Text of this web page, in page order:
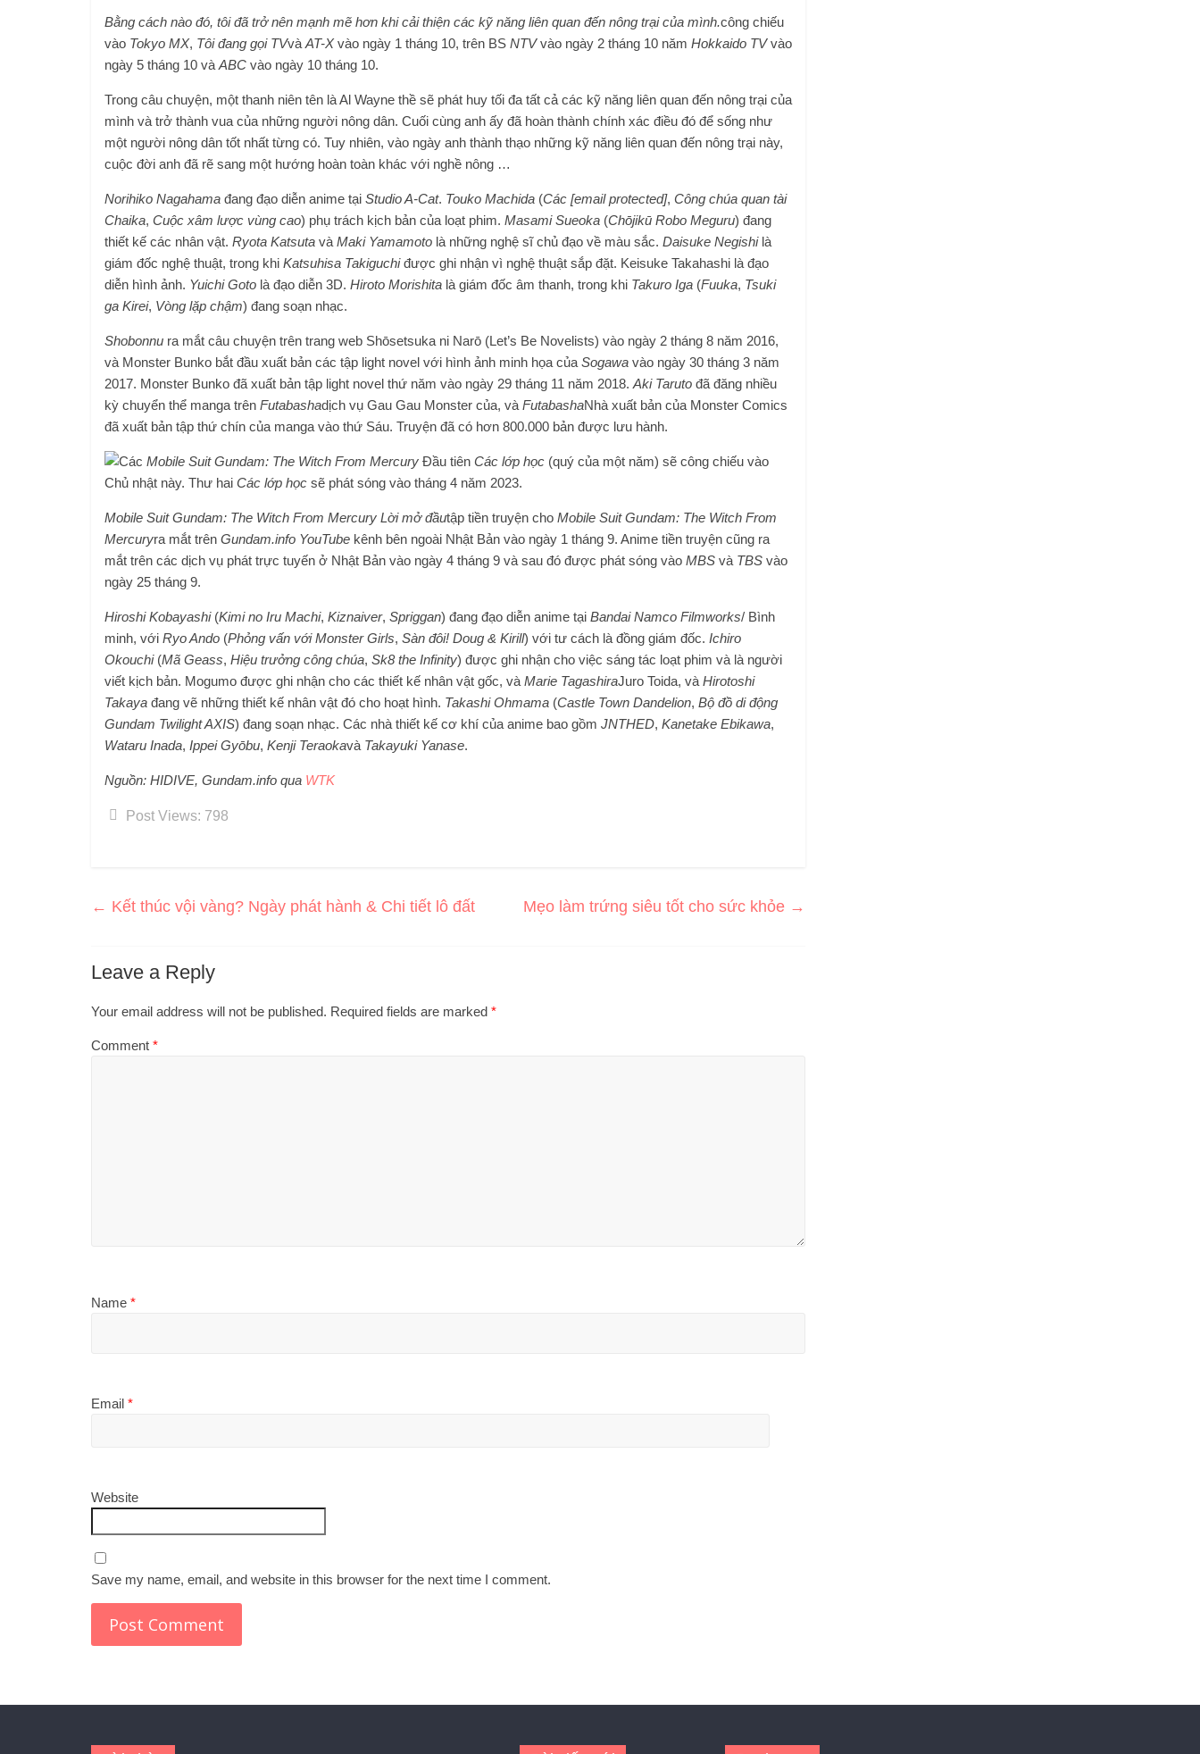
Bằng cách nào đó, tôi đã trở nên mạnh mẽ hơn khi cải thiện các kỹ năng liên quan đến nông trại của mình.công chiếu
vào Tokyo MX, Tôi đang gọi TVvà AT-Xvào ngày 1 tháng 10, trên BS NTVvào ngày 2 tháng 10 năm Hokkaido TVvào
ngày 5 tháng 10 và ABC vào ngày 10 tháng 10.
Trong câu chuyện, một thanh niên tên là Al Wayne thề sẽ phát huy tối đa tất cả các kỹ năng liên quan đến nông trại của
mình và trở thành vua của những người nông dân. Cuối cùng anh ấy đã hoàn thành chính xác điều đó để sống như
một người nông dân tốt nhất từng có. Tuy nhiên, vào ngày anh thành thạo những kỹ năng liên quan đến nông trại này,
cuộc đời anh đã rẽ sang một hướng hoàn toàn khác với nghề nông …
Norihiko Nagahama đang đạo diễn anime tại Studio A-Cat. Touko Machida (Các [email protected], Công chúa quan tài
Chaika, Cuộc xâm lược vùng cao) phụ trách kịch bản của loạt phim. Masami Sueoka (Chōjikū Robo Meguru) đang
thiết kế các nhân vật. Ryota Katsuta và Maki Yamamoto là những nghệ sĩ chủ đạo về màu sắc. Daisuke Negishilà
giám đốc nghệ thuật, trong khi Katsuhisa Takiguchiđược ghi nhận vì nghệ thuật sắp đặt. Keisuke Takahashi là đạo
diễn hình ảnh. Yuichi Goto là đạo diễn 3D. Hiroto Morishita là giám đốc âm thanh, trong khi Takuro Iga (Fuuka, Tsuki
ga Kirei, Vòng lặp chậm) đang soạn nhạc.
Shobonnu ra mắt câu chuyện trên trang web Shōsetsuka ni Narō (Let’s Be Novelists) vào ngày 2 tháng 8 năm 2016,
và Monster Bunko bắt đầu xuất bản các tập light novel với hình ảnh minh họa của Sogawa vào ngày 30 tháng 3 năm
2017. Monster Bunko đã xuất bản tập light novel thứ năm vào ngày 29 tháng 11 năm 2018. Aki Taruto đã đăng nhiều
kỳ chuyển thể manga trên Futabashadịch vụ Gau Gau Monster của, và FutabashaNhà xuất bản của Monster Comics
đã xuất bản tập thứ chín của manga vào thứ Sáu. Truyện đã có hơn 800.000 bản được lưu hành.
Các Mobile Suit Gundam: The Witch From Mercury Đầu tiên Các lớp học (quý của một năm) sẽ công chiếu vào
Chủ nhật này. Thư hai Các lớp học sẽ phát sóng vào tháng 4 năm 2023.
Mobile Suit Gundam: The Witch From Mercury Lời mở đầutập tiền truyện cho Mobile Suit Gundam: The Witch From
Mercuryra mắt trên Gundam.info YouTube kênh bên ngoài Nhật Bản vào ngày 1 tháng 9. Anime tiền truyện cũng ra
mắt trên các dịch vụ phát trực tuyến ở Nhật Bản vào ngày 4 tháng 9 và sau đó được phát sóng vào MBS và TBS vào
ngày 25 tháng 9.
Hiroshi Kobayashi(Kimi no Iru Machi, Kiznaiver, Spriggan) đang đạo diễn anime tại Bandai Namco Filmworks/ Bình
minh, với Ryo Ando (Phỏng vấn với Monster Girls, Sàn đôi! Doug & Kirill) với tư cách là đồng giám đốc. Ichiro
Okouchi(Mã Geass, Hiệu trưởng công chúa, Sk8 the Infinity) được ghi nhận cho việc sáng tác loạt phim và là người
viết kịch bản. Mogumo được ghi nhận cho các thiết kế nhân vật gốc, và Marie TagashiraJuro Toida, và Hirotoshi
Takaya đang vẽ những thiết kế nhân vật đó cho hoạt hình. Takashi Ohmama (Castle Town Dandelion, Bộ đồ di động
Gundam Twilight AXIS) đang soạn nhạc. Các nhà thiết kế cơ khí của anime bao gồm JNTHED, Kanetake Ebikawa,
Wataru Inada, Ippei Gyōbu, Kenji Teraokavà Takayuki Yanase.
Nguồn: HIDIVE, Gundam.info qua WTK
Post Views: 798
← Kết thúc vội vàng? Ngày phát hành & Chi tiết lô đất Mẹo làm trứng siêu tốt cho sức khỏe →
Leave a Reply
Your email address will not be published. Required fields are marked *
Comment *
Name *
Email *
Website
Save my name, email, and website in this browser for the next time I comment.